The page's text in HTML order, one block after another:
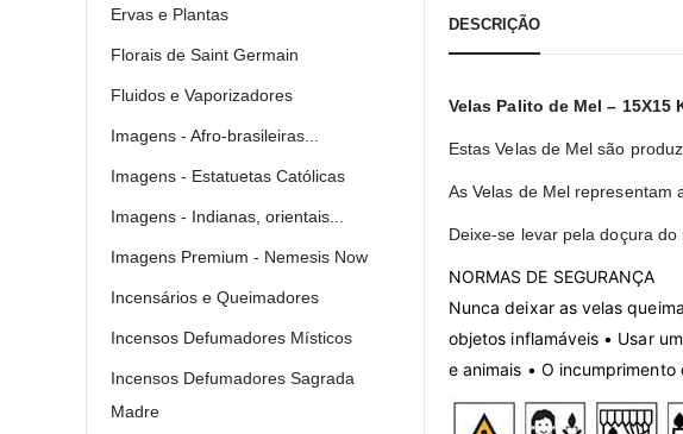
DESCRIÇÃO
Velas Palito de Mel – 15X15
Estas Velas de Mel são
As Velas de Mel representam
Deixe-se levar pela doçura
NORMAS DE SEGURANÇA
Nunca deixar as velas
objetos inflamáveis • Usar
e animais • O
Ervas e Plantas
Florais de Saint Germain
Fluidos e Vaporizadores
Imagens - Afro-brasileiras...
Imagens - Estatuetas Católicas
Imagens - Indianas, orientais...
Imagens Premium - Nemesis Now
Incensários e Queimadores
Incensos Defumadores Místicos
Incensos Defumadores Sagrada
Madre